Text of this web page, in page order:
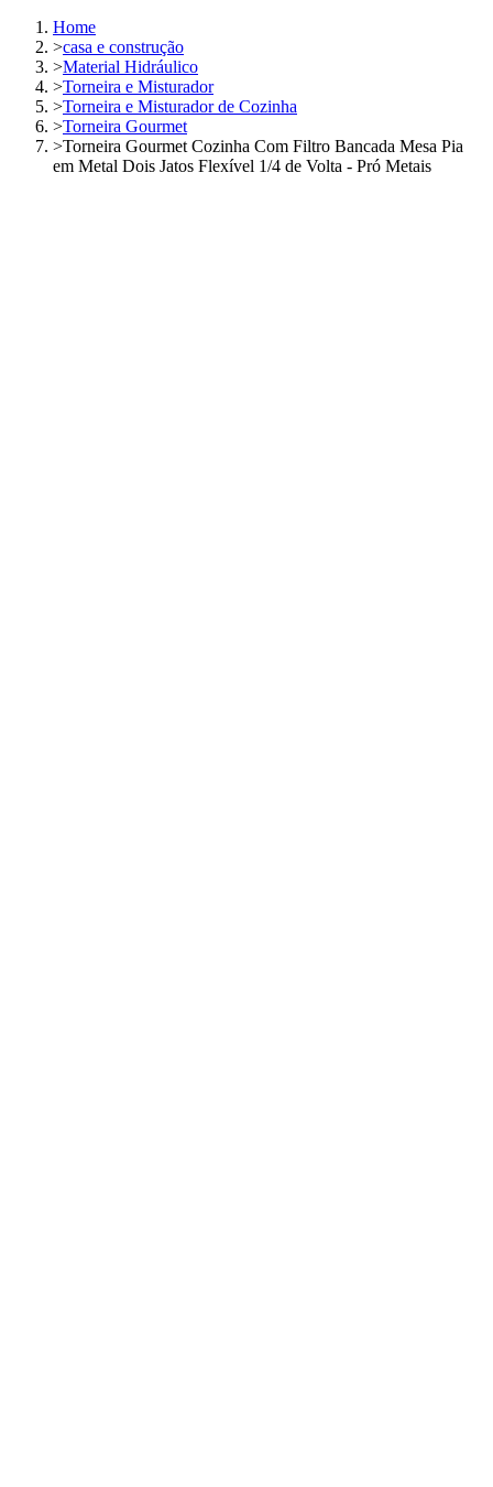
Home
>casa e construção
>Material Hidráulico
>Torneira e Misturador
>Torneira e Misturador de Cozinha
>Torneira Gourmet
>Torneira Gourmet Cozinha Com Filtro Bancada Mesa Pia
em Metal Dois Jatos Flexível 1/4 de Volta - Pró Metais